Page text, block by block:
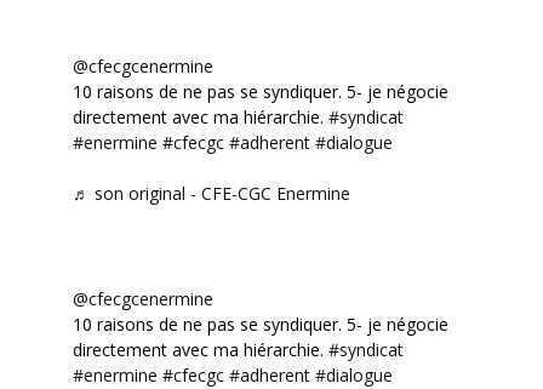
@cfecgcenermine
10 raisons de ne pas se syndiquer. 5- je négocie
directement avec ma hiérarchie. #syndicat
#enermine #cfecgc #adherent #dialogue
♬ son original - CFE-CGC Enermine
@cfecgcenermine
10 raisons de ne pas se syndiquer. 5- je négocie
directement avec ma hiérarchie. #syndicat
#enermine #cfecgc #adherent #dialogue